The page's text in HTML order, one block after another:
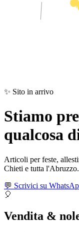
✨ Sito in arrivo
Stiamo
qualcosa
Articoli per feste,
Chieti e tutta
💬 Scrivici su
🎈
Vendita &